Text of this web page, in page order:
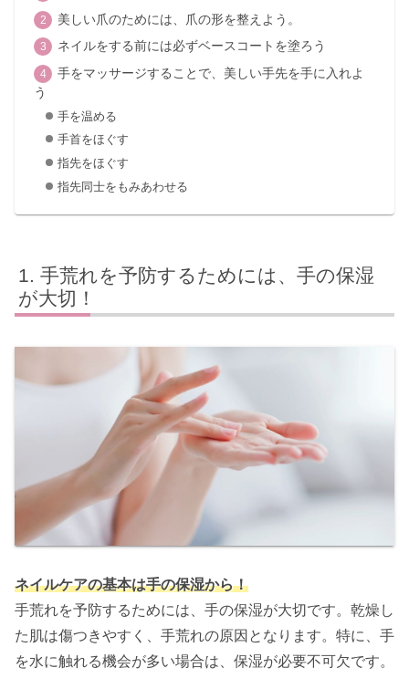
美しい爪のためには、爪の形を整えよう。
ネイルをする前には必ずベースコートを塗ろう
手をマッサージすることで、美しい手先を手に入れよ
う
手を温める
手首をほぐす
指先をほぐす
指先同士をもみあわせる
手荒れを予防するためには、手の保湿
が大切！
ネイルケアの基本は手の保湿から！
手荒れを予防するためには、手の保湿が大切です。乾燥し
た肌は傷つきやすく、手荒れの原因となります。特に、手
を水に触れる機会が多い場合は、保湿が必要不可欠です。